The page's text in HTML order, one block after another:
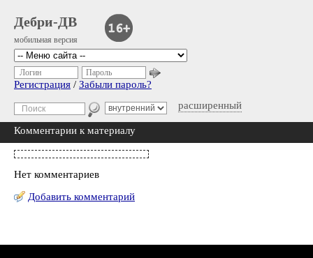
Дебри-ДВ
мобильная версия
расширенный
Логин Пароль
Регистрация / Забыли пароль?
Комментарии к материалу
Нет комментариев
Добавить комментарий